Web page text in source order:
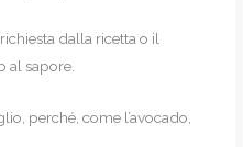
dalla ricetta o il
al sapore.
perché, come l’avocado,